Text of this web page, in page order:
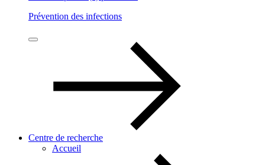
Prévention des infections
Centre de recherche
Accueil